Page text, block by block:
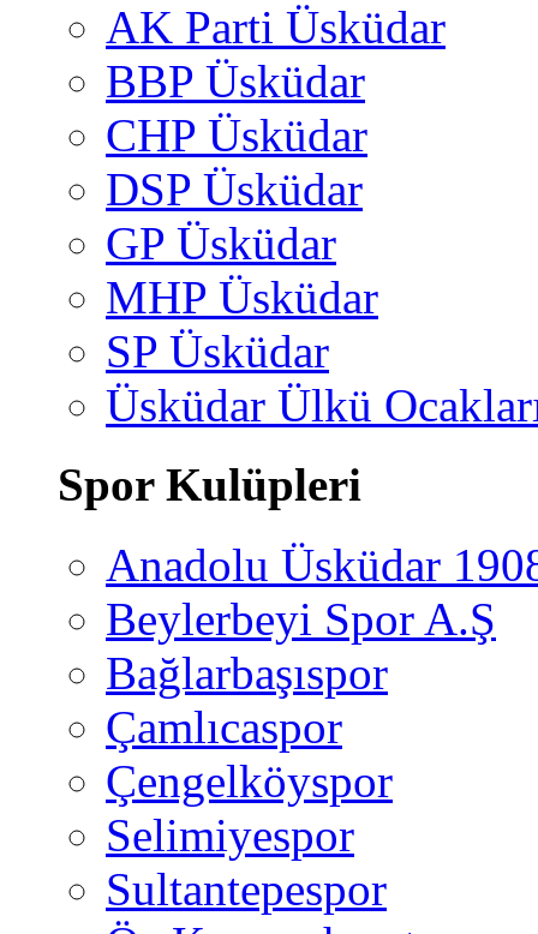
AK Parti Üsküdar
BBP Üsküdar
CHP Üsküdar
DSP Üsküdar
GP Üsküdar
MHP Üsküdar
SP Üsküdar
Üsküdar Ülkü
Spor Kulüpleri
Anadolu Üsküdar
Beylerbeyi Spor A.Ş
Bağlarbaşıspor
Çamlıcaspor
Çengelköyspor
Selimiyespor
Sultantepespor